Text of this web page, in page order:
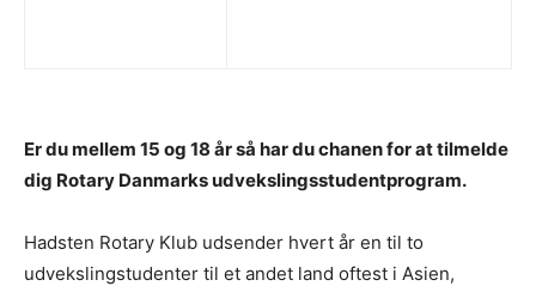
Er du mellem 15 og 18 år så har du chanen for at tilmelde
dig Rotary Danmarks udvekslingsstudentprogram.
Hadsten Rotary Klub udsender hvert år en til to
udvekslingstudenter til et andet land oftest i Asien,